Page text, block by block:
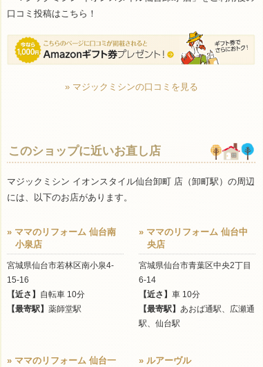
口コミ投稿はこちら！
» マジックミシンの口コミを見る
このショップに近いお直し店
マジックミシン イオンスタイル仙台卸町 店（卸町駅）の周辺
には、以下のお店があります。
» ママのリフォーム 仙台南
小泉店
宮城県仙台市若林区南小泉4-
15-16
【近さ】 自転車 10分
【最寄駅】 薬師堂駅
» ママのリフォーム 仙台中
央店
宮城県仙台市青葉区中央2丁目
6-14
【近さ】 車 10分
【最寄駅】 あおば通駅、広瀬通
駅、仙台駅
» ママのリフォーム 仙台一
» ルアーヴル